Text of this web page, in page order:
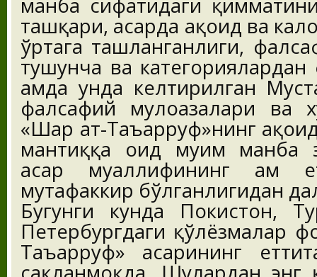
ташқари, асарда ақоид ва
ўртага ташланганлиги,
тушунча ва
ҳамда унда келтирилган
фалсафий мулоҳазалари ва
«Шарҳ ат-Таъарруф»нинг
мантиққа оид муҳим манба
асар муаллифининг ҳам
мутафаккир бўлганлигидан
Бугунги кунда Покистон,
Петербургдаги қўлёзмалар
Таъарруф» асарининг